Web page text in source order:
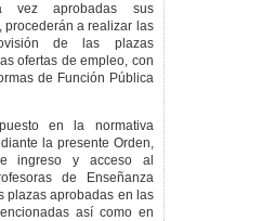
vez aprobadas sus
procederán a realizar las
de las plazas
ofertas de empleo, con
de Función Pública
en la normativa
la presente Orden,
ingreso y acceso al
de Enseñanza
plazas aprobadas en las
así como en